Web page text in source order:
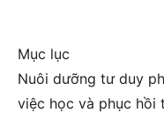
Mục lục
Nuôi dưỡng tư duy
việc học và phục hồi